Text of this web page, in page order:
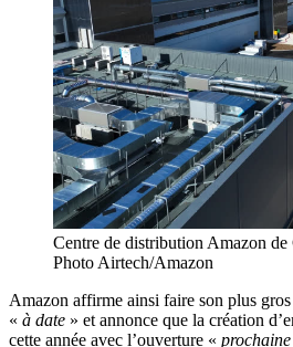
Centre de distribution Amazon
Photo Airtech/Amazon
Amazon affirme ainsi faire son plus
« à date » et annonce que la création
cette année avec l’ouverture « prochaine